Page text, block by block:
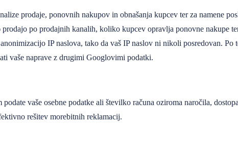
prodaje, ponovnih nakupov in obnašanja kupcev ter za namene
po prodajnih kanalih, koliko kupcev opravlja ponovne nakupe
IP naslova, tako da vaš IP naslov ni nikoli posredovan. Po
vaše naprave z drugimi Googlovimi podatki.
vaše osebne podatke ali številko računa oziroma naročila,
rešitev morebitnih reklamacij.